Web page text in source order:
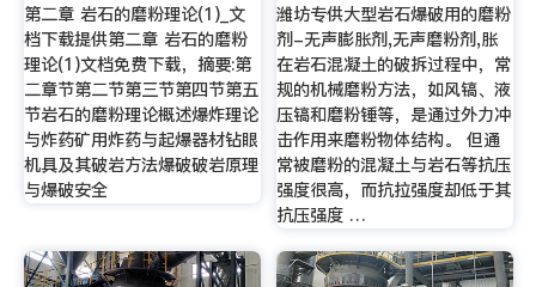
第二章 岩石的磨粉理论(1)_文
档下载提供第二章 岩石的磨粉
理论(1)文档免费下载，摘要:第
二章节第二节第三节第四节第五
节岩石的磨粉理论概述爆炸理论
与炸药矿用炸药与起爆器材钻眼
机具及其破岩方法爆破破岩原理
与爆破安全
潍坊专供大型岩石爆破用的磨粉
剂-无声膨胀剂,无声磨粉剂,胀
在岩石混凝土的破拆过程中，常
规的机械磨粉方法，如风镐、液
压镐和磨粉锤等，是通过外力冲
击作用来磨粉物体结构。 但通
常被磨粉的混凝土与岩石等抗压
强度很高，而抗拉强度却低于其
抗压强度 …